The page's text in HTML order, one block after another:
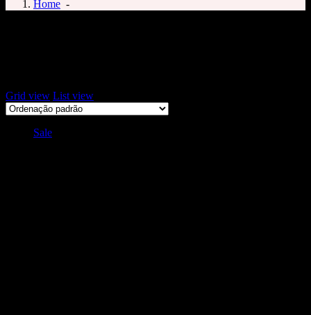
Home -
Grid view List view
Sale